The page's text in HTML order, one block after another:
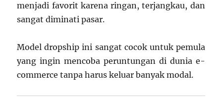
menjadi favorit karena ringan, terjangkau, dan
sangat diminati pasar.
Model dropship ini sangat cocok untuk pemula
yang ingin mencoba peruntungan di dunia e-
commerce tanpa harus keluar banyak modal.